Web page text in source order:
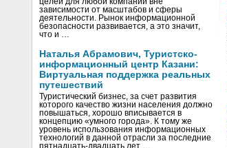
зависимости от масштабов и сферы
деятельности. Рынок информационной
безопасности развивается, а это значит,
что и …
Наталья Абрамович, Туристско-
информационный центр Казани:
Виртуальная поддержка реальных
путешествий
Туристический бизнес, за счет развития
которого качество жизни населения должно
повышаться, хорошо вписывается в
концепцию «умного города». К тому же
уровень использования информационных
технологий в данной отрасли за последние
пятнадцать-двадцать лет …